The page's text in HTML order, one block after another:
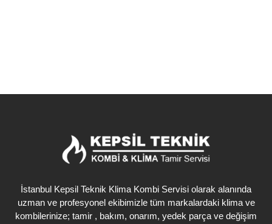
İstanbul Kepsil Teknik Klima Kombi Servisi olarak alanında
uzman ve profesyonel ekibimizle tüm markalardaki klima ve
kombilerinize; tamir , bakım, onarım, yedek parça ve değişim